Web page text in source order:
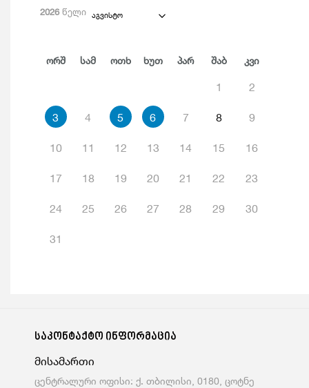
2026წელი აგვისტო
Ორშ Სამ Ოთხ Ხუთ Პარ Შაბ Კვი
1 2
3 4 5 6 7 8 9
10 11 12 13 14 15 16
17 18 19 20 21 22 23
24 25 26 27 28 29 30
31
საკონტაქტო ინფორმაცია
მისამართი
ცენტრალური ოფისი: ქ. თბილისი, 0180, ცოტნე